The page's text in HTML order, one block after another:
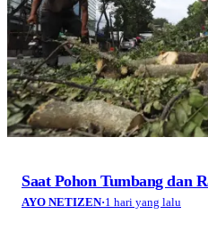
Saat Pohon Tumbang dan
AYO NETIZEN·1 hari yang lalu